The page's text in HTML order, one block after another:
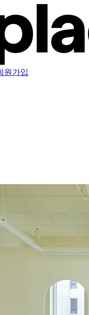
원가입